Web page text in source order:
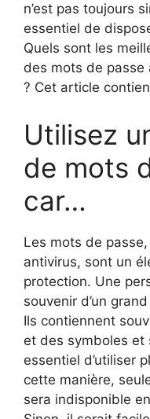
n’est pas toujours
essentiel de
Quels sont les
des mots de passe
? Cet article
Utilisez
de mots
car…
Les mots de
antivirus, sont un
protection. Une
souvenir d’un
Ils contiennent
et des symboles et
essentiel d’utiliser
cette manière,
sera indisponible